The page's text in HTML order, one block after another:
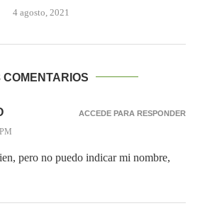
4 agosto, 2021
COMENTARIOS
pero no puedo indicar mi nombre,
ACCEDE PARA RESPONDER